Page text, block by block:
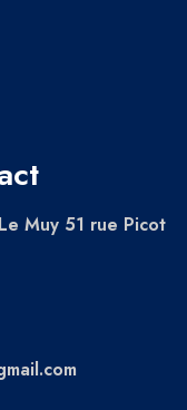
Muy 51 rue Picot